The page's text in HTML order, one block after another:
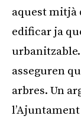
aquest mitjà
edificar ja
asseguren
arbres. Un